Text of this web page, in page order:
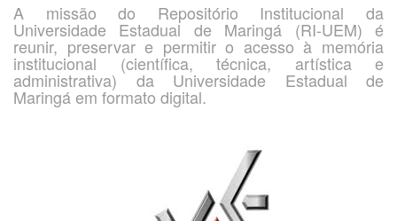
A missão do Repositório Institucional da
Universidade Estadual de Maringá (RI-UEM) é
reunir, preservar e permitir o acesso à memória
institucional (científica, técnica, artística e
administrativa) da Universidade Estadual de
Maringá em formato digital.